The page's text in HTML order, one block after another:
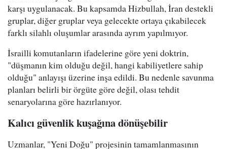
karşı uygulanacak. Bu kapsamda Hizbullah, İran destekli
gruplar, diğer gruplar veya gelecekte ortaya çıkabilecek
farklı silahlı oluşumlar arasında ayrım yapılmıyor.
İsrailli komutanların ifadelerine göre yeni doktrin,
"düşmanın kim olduğu değil, hangi kabiliyetlere sahip
olduğu" anlayışı üzerine inşa edildi. Bu nedenle savunma
planları belirli bir örgüte göre değil, olası tehdit
senaryolarına göre hazırlanıyor.
Kalıcı güvenlik kuşağına dönüşebilir
Uzmanlar, "Yeni Doğu" projesinin tamamlanmasının